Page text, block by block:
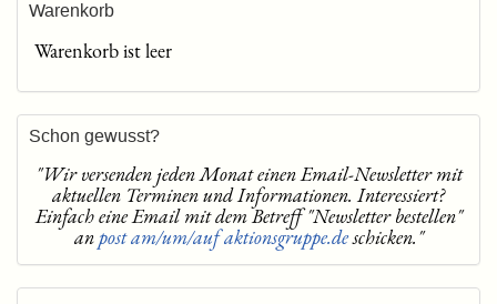
Warenkorb
Warenkorb ist leer
Schon gewusst?
"Wir versenden jeden Monat einen Email-Newsletter mit
aktuellen Terminen und Informationen. Interessiert?
Einfach eine Email mit dem Betreff "Newsletter bestellen"
anpost am/um/auf aktionsgruppe.deschicken."